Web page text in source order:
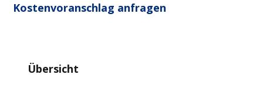
Übersicht
Kostenvoranschlag anfragen